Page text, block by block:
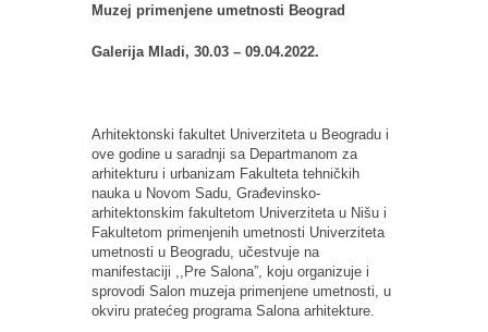
Muzej primenjene umetnosti Beograd
Galerija Mladi, 30.03 – 09.04.2022.
Arhitektonski fakultet Univerziteta u Beogradu i
ove godine u saradnji sa Departmanom za
arhitekturu i urbanizam Fakulteta tehničkih
nauka u Novom Sadu, Građevinsko-
arhitektonskim fakultetom Univerziteta u Nišu i
Fakultetom primenjenih umetnosti Univerziteta
umetnosti u Beogradu, učestvuje na
manifestaciji ,,Pre Salona”, koju organizuje i
sprovodi Salon muzeja primenjene umetnosti, u
okviru pratećeg programa Salona arhitekture.